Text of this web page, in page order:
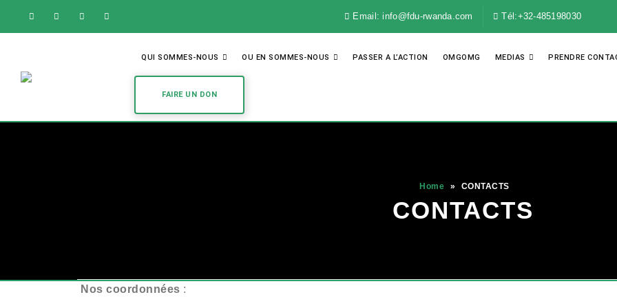
Email: info@fdu-rwanda.com Tél:+32-485198030
QUI SOMMES-NOUS OU EN SOMMES-NOUS PASSER A L’ACTION OMGOMG MEDIAS PRENDRE
FAIRE UN DON
Home » CONTACTS
CONTACTS
Nos coordonnées :